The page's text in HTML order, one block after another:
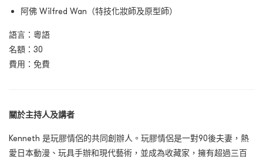
阿佛 Wilfred Wan（特技化妝師及原型師）
語言：粵語
名額：30
費用：免費
關於主持人及講者
Kenneth 是玩膠情侶的共同創辦人。玩膠情侶是一對90後夫妻，熱
愛日本動漫、玩具手辦和現代藝術，並成為收藏家，擁有超過三百